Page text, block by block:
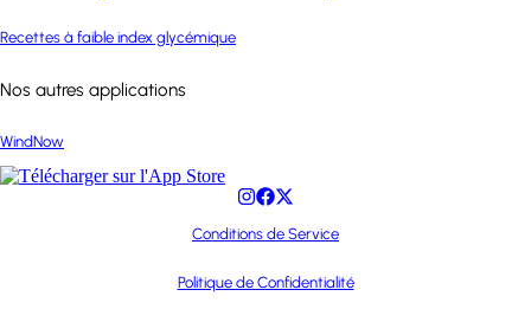
Recettes à faible index glycémique
Nos autres applications
WindNow
Conditions de Service
Politique de Confidentialité